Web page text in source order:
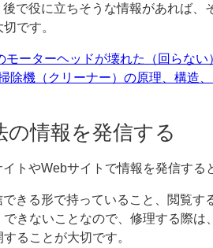
後で役に立ちそうな情報があれば
です。
モーターヘッドが壊れた（回らない
除機（クリーナー）の原理、構造
の情報を発信する
トやWebサイトで情報を発信する
きる形で持っていること、閲覧
できないことなので、修理する際
ることが大切です。